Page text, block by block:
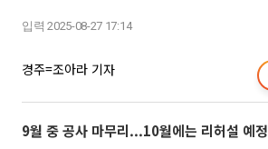
입력 2025-08-27 17:14
경주=조아라 기자
9월 중 공사 마무리...10월에는 리허설 예정